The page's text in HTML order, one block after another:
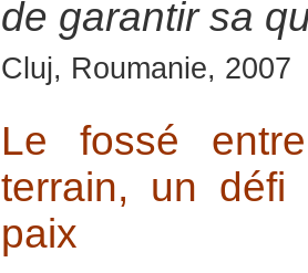
de garantir sa
Cluj, Roumanie, 2007
Le fossé
terrain, un
paix